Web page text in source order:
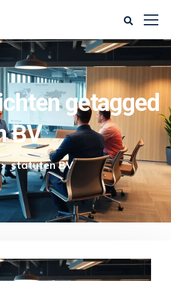
getagged
BV
statuten BV